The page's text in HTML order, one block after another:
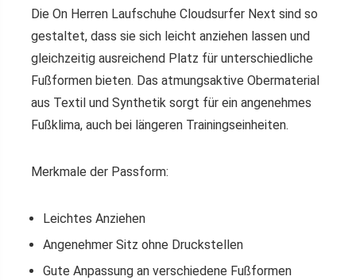
Die On Herren Laufschuhe Cloudsurfer Next sind so
gestaltet, dass sie sich leicht anziehen lassen und
gleichzeitig ausreichend Platz für unterschiedliche
Fußformen bieten. Das atmungsaktive Obermaterial
aus Textil und Synthetik sorgt für ein angenehmes
Fußklima, auch bei längeren Trainingseinheiten.
Merkmale der Passform:
Leichtes Anziehen
Angenehmer Sitz ohne Druckstellen
Gute Anpassung an verschiedene Fußformen